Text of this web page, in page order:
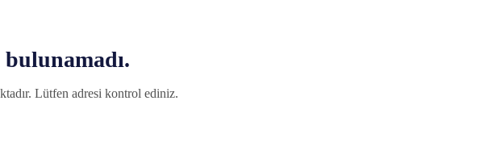
bulunamadı.
Lütfen adresi kontrol ediniz.